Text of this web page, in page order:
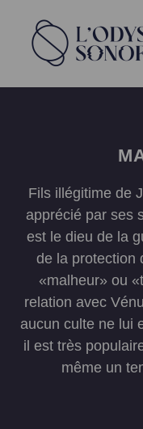
Fils illégitime de
apprécié par ses
est le dieu de la
de la protection
«malheur» ou
relation avec
aucun culte ne lui
il est très
même un